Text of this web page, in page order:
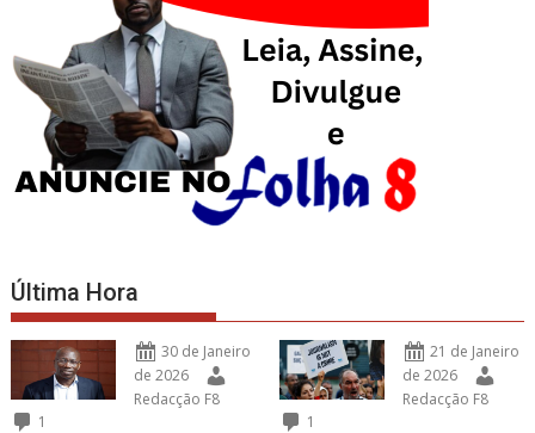
Última Hora
30 de Janeiro
de 2026
Redacção F8
1
21 de Janeiro
de 2026
Redacção F8
1